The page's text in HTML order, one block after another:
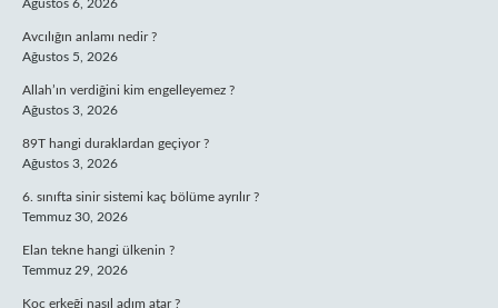
Ağustos 6, 2026
Avcılığın anlamı nedir ?
Ağustos 5, 2026
Allah’ın verdiğini kim engelleyemez ?
Ağustos 3, 2026
89T hangi duraklardan geçiyor ?
Ağustos 3, 2026
6. sınıfta sinir sistemi kaç bölüme ayrılır ?
Temmuz 30, 2026
Elan tekne hangi ülkenin ?
Temmuz 29, 2026
Koç erkeği nasıl adım atar ?